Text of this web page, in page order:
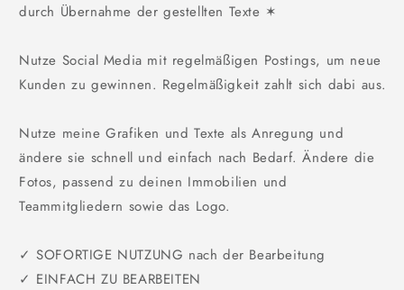
durch Übernahme der gestellten Texte ✶
Nutze Social Media mit regelmäßigen Postings, um neue
Kunden zu gewinnen. Regelmäßigkeit zahlt sich dabi aus.
Nutze meine Grafiken und Texte als Anregung und
ändere sie schnell und einfach nach Bedarf. Ändere die
Fotos, passend zu deinen Immobilien und
Teammitgliedern sowie das Logo.
✓ SOFORTIGE NUTZUNG nach der Bearbeitung
✓ EINFACH ZU BEARBEITEN